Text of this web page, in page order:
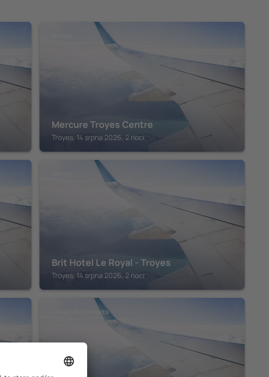
Mercure Troyes Centre
Troyes, 14 srpna 2026, 2 noci
Brit Hotel Le Royal - Troyes
Troyes, 14 srpna 2026, 2 noci
CRENEY-PRES-TROYES